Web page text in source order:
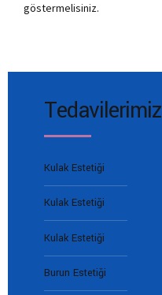
göstermelisiniz.
Tedavilerimiz
Kulak Estetiği
Kulak Estetiği
Kulak Estetiği
Burun Estetiği